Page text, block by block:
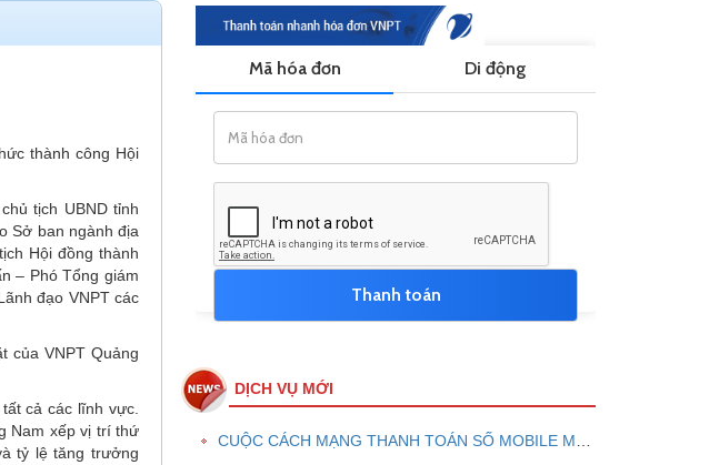
thành công Hội
tịch UBND tỉnh
Sở ban ngành địa
Hội đồng thành
– Phó Tổng giám
đạo VNPT các
của VNPT Quảng
cả các lĩnh vực.
Nam xếp vị trí thứ
tỷ lệ tăng trưởng
DỊCH VỤ MỚI